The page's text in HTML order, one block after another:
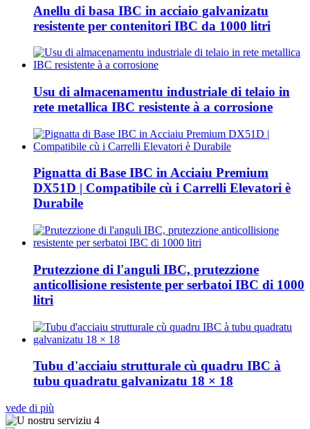
Anellu di basa IBC in acciaio galvanizatu
resistente per contenitori IBC da 1000 litri
Usu di almacenamentu industriale di telaio in
rete metallica IBC resistente à a corrosione
Pignatta di Base IBC in Acciaiu Premium
DX51D | Compatibile cù i Carrelli Elevatori è
Durabile
Prutezzione di l'anguli IBC, prutezzione
anticollisione resistente per serbatoi IBC di 1000
litri
Tubu d'acciaiu strutturale cù quadru IBC à
tubu quadratu galvanizatu 18 × 18
vede di più